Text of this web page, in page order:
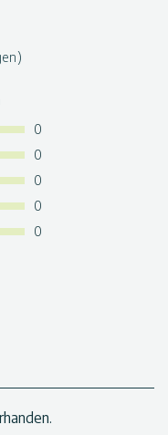
Die Netze können
Schutz vor
Eckpfosten zum
0
0
0
0
0